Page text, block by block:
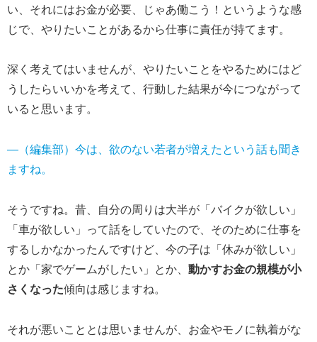
い、それにはお金が必要、じゃあ働こう！というような感
じで、やりたいことがあるから仕事に責任が持てます。
深く考えてはいませんが、やりたいことをやるためにはど
うしたらいいかを考えて、行動した結果が今につながって
いると思います。
―（編集部）今は、欲のない若者が増えたという話も聞き
ますね。
そうですね。昔、自分の周りは大半が「バイクが欲しい」
「車が欲しい」って話をしていたので、そのために仕事を
するしかなかったんですけど、今の子は「休みが欲しい」
とか「家でゲームがしたい」とか、 動かすお金の規模が小
さくなった傾向は感じますね。
それが悪いこととは思いませんが、お金やモノに執着がな